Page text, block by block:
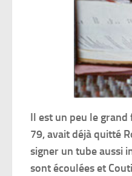
Il est un peu le grand
79, avait déjà quitté
signer un tube aussi
sont écoulées et